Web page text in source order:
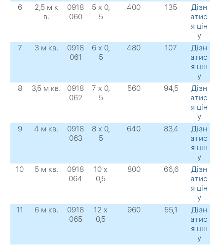
6
2,5 м к
в.
0918
060
5 х 0,
5
400 135
Дізн
атис
я цін
у
7
3 м кв.
0918
061
6 х 0,
5
480 107
Дізн
атис
я цін
у
8
3,5 м кв.
0918
062
7 х 0,
5
560 94,5
Дізн
атис
я цін
у
9
4 м кв.
0918
063
8 х 0,
5
640 83,4
Дізн
атис
я цін
у
10
5 м кв.
0918
064
10 х
0,5
800 66,6
Дізн
атис
я цін
у
11
6 м кв.
0918
065
12 х
0,5
960 55,1
Дізн
атис
я цін
у